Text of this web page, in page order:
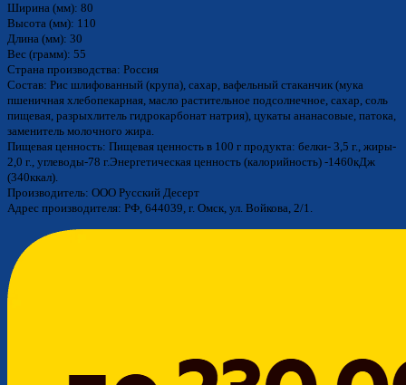
Ширина (мм): 80
Высота (мм): 110
Длина (мм): 30
Вес (грамм): 55
Страна производства: Россия
Состав: Рис шлифованный (крупа), сахар, вафельный стаканчик (мука
пшеничная хлебопекарная, масло растительное подсолнечное, сахар, соль
пищевая, разрыхлитель гидрокарбонат натрия), цукаты ананасовые, патока,
заменитель молочного жира.
Пищевая ценность: Пищевая ценность в 100 г продукта: белки- 3,5 г., жиры-
2,0 г., углеводы-78 г.Энергетическая ценность (калорийность) -1460кДж
(340ккал).
Производитель: ООО Русский Десерт
Адрес производителя: РФ, 644039, г. Омск, ул. Войкова, 2/1.